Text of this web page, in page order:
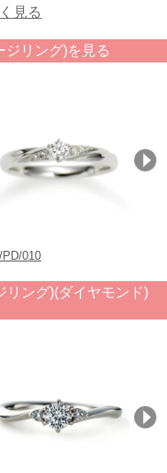
見る
ジリング)を見る
PD/010
リング)(ダイヤモンド)